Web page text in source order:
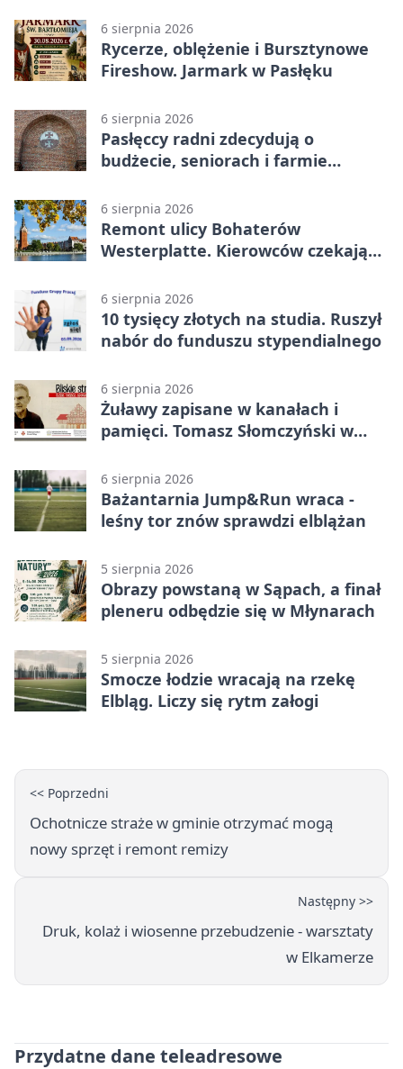
6 sierpnia 2026
Rycerze, oblężenie i Bursztynowe
Fireshow. Jarmark w Pasłęku
6 sierpnia 2026
Pasłęccy radni zdecydują o
budżecie, seniorach i farmie
6 sierpnia 2026
Remont ulicy Bohaterów
Westerplatte. Kierowców czekają
6 sierpnia 2026
10 tysięcy złotych na studia. Ruszył
nabór do funduszu stypendialnego
6 sierpnia 2026
Żuławy zapisane w kanałach i
pamięci. Tomasz Słomczyński w
6 sierpnia 2026
Bażantarnia Jump&Run wraca -
leśny tor znów sprawdzi elblążan
5 sierpnia 2026
Obrazy powstaną w Sąpach, a finał
pleneru odbędzie się w Młynarach
5 sierpnia 2026
Smocze łodzie wracają na rzekę
Elbląg. Liczy się rytm załogi
<< Poprzedni
Ochotnicze straże w gminie otrzymać mogą
nowy sprzęt i remont remizy
Następny >>
Druk, kolaż i wiosenne przebudzenie - warsztaty
w Elkamerze
Przydatne dane teleadresowe